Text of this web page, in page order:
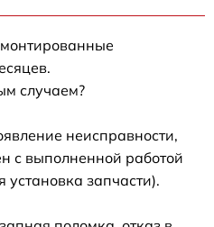
случаем?
неисправности,
с выполненной работой
запчасти).